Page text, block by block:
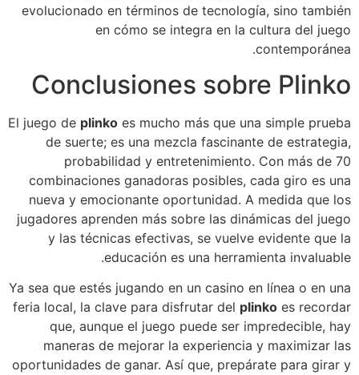
evolucionado en términos de tecnología, sino también
en cómo se integra en la cultura del juego
contemporánea.
Conclusiones sobre Plinko
El juego de plinko es mucho más que una simple prueba
de suerte; es una mezcla fascinante de estrategia,
probabilidad y entretenimiento. Con más de 70
combinaciones ganadoras posibles, cada giro es una
nueva y emocionante oportunidad. A medida que los
jugadores aprenden más sobre las dinámicas del juego
y las técnicas efectivas, se vuelve evidente que la
educación es una herramienta invaluable.
Ya sea que estés jugando en un casino en línea o en una
feria local, la clave para disfrutar del plinko es recordar
que, aunque el juego puede ser impredecible, hay
maneras de mejorar la experiencia y maximizar las
oportunidades de ganar. Así que, prepárate para girar y